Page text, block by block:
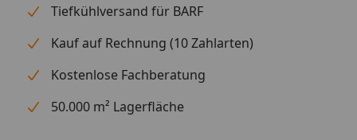
Tiefkühlversand für BARF
Kauf auf Rechnung (10 Zahlarten)
Kostenlose Fachberatung
50.000 m² Lagerfläche